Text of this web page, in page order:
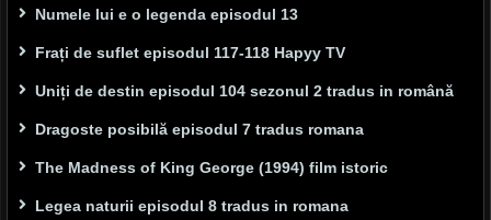
Numele lui e o legenda episodul 13
Frați de suflet episodul 117-118 Hapyy TV
Uniți de destin episodul 104 sezonul 2 tradus in română
Dragoste posibilă episodul 7 tradus romana
The Madness of King George (1994) film istoric
Legea naturii episodul 8 tradus in romana